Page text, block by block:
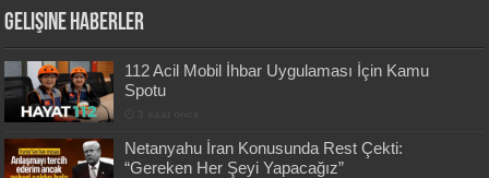
Gelişine Haberler
112 Acil Mobil İhbar Uygulaması İçin Kamu
Spotu
Netanyahu İran Konusunda Rest Çekti:
“Gereken Her Şeyi Yapacağız”